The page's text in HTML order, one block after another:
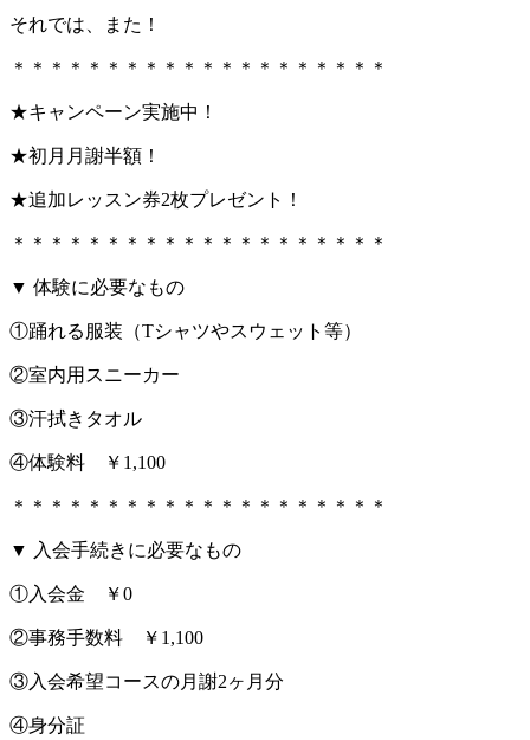
それでは、また！
＊＊＊＊＊＊＊＊＊＊＊＊＊＊＊＊＊＊＊＊
★キャンペーン実施中！
★初月月謝半額！
★追加レッスン券2枚プレゼント！
＊＊＊＊＊＊＊＊＊＊＊＊＊＊＊＊＊＊＊＊
▼ 体験に必要なもの
①踊れる服装（Tシャツやスウェット等）
②室内用スニーカー
③汗拭きタオル
④体験料 ￥1,100
＊＊＊＊＊＊＊＊＊＊＊＊＊＊＊＊＊＊＊＊
▼ 入会手続きに必要なもの
①入会金 ￥0
②事務手数料 ￥1,100
③入会希望コースの月謝2ヶ月分
④身分証